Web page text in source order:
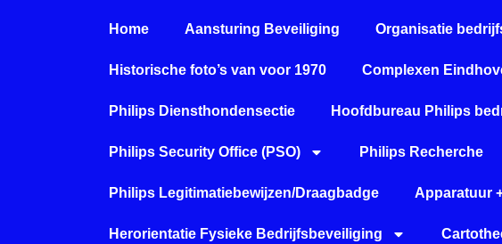
Home Aansturing Beveiliging Organisatie
Historische foto’s van voor 1970 Complexen
Philips Diensthondensectie Hoofdbureau Philips
Philips Security Office (PSO) Philips Recherche
Philips Legitimatiebewijzen/Draagbadge Apparatuur
Herorientatie Fysieke Bedrijfsbeveiliging